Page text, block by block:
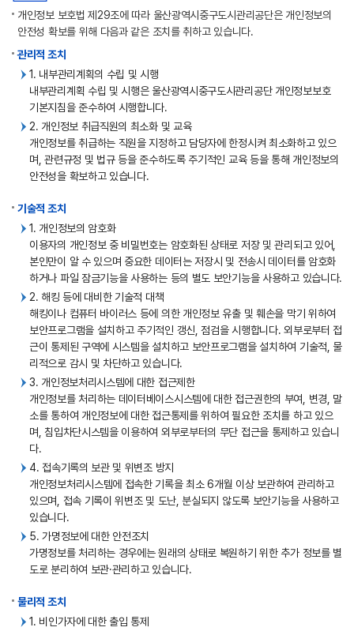
개인정보 보호법 제29조에 따라 울산광역시중구도시관리공단은 개인정보의
안전성 확보를 위해 다음과 같은 조치를 취하고 있습니다.
관리적 조치
1. 내부관리계획의 수립 및 시행
내부관리계획 수립 및 시행은 울산광역시중구도시관리공단 개인정보보호
기본지침을 준수하여 시행합니다.
2. 개인정보 취급직원의 최소화 및 교육
개인정보를 취급하는 직원을 지정하고 담당자에 한정시켜 최소화하고 있으
며, 관련규정 및 법규 등을 준수하도록 주기적인 교육 등을 통해 개인정보의
안전성을 확보하고 있습니다.
기술적 조치
1. 개인정보의 암호화
이용자의 개인정보 중 비밀번호는 암호화된 상태로 저장 및 관리되고 있어,
본인만이 알 수 있으며 중요한 데이터는 저장시 및 전송시 데이터를 암호화
하거나 파일 잠금기능을 사용하는 등의 별도 보안기능을 사용하고 있습니다.
2. 해킹 등에 대비한 기술적 대책
해킹이나 컴퓨터 바이러스 등에 의한 개인정보 유출 및 훼손을 막기 위하여
보안프로그램을 설치하고 주기적인 갱신, 점검을 시행합니다. 외부로부터 접
근이 통제된 구역에 시스템을 설치하고 보안프로그램을 설치하여 기술적, 물
리적으로 감시 및 차단하고 있습니다.
3. 개인정보처리시스템에 대한 접근제한
개인정보를 처리하는 데이터베이스시스템에 대한 접근권한의 부여, 변경, 말
소를 통하여 개인정보에 대한 접근통제를 위하여 필요한 조치를 하고 있으
며, 침입차단시스템을 이용하여 외부로부터의 무단 접근을 통제하고 있습니
다.
4. 접속기록의 보관 및 위변조 방지
개인정보처리시스템에 접속한 기록을 최소 6개월 이상 보관하여 관리하고
있으며, 접속 기록이 위변조 및 도난, 분실되지 않도록 보안기능을 사용하고
있습니다.
5. 가명정보에 대한 안전조치
가명정보를 처리하는 경우에는 원래의 상태로 복원하기 위한 추가 정보를 별
도로 분리하여 보관·관리하고 있습니다.
물리적 조치
1. 비인가자에 대한 출입 통제